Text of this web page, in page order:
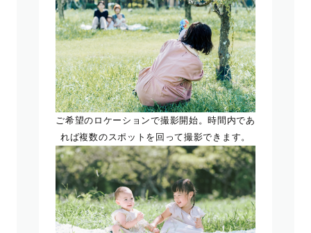
ご希望のロケーションで撮影開始。時間内であ
れば複数のスポットを回って撮影できます。